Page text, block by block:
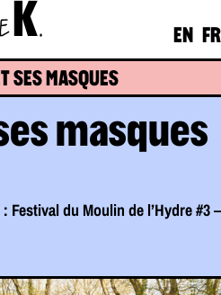
K. EN FR
SES MASQUES
masques
Festival du Moulin de l’Hydre #3 –